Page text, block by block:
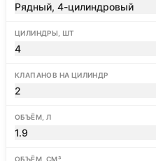
Рядный, 4-цилиндровый
ЦИЛИНДРЫ, ШТ
4
КЛАПАНОВ НА ЦИЛИНДР
2
ОБЪЁМ, Л
1.9
ОБЪЁМ, СМ³